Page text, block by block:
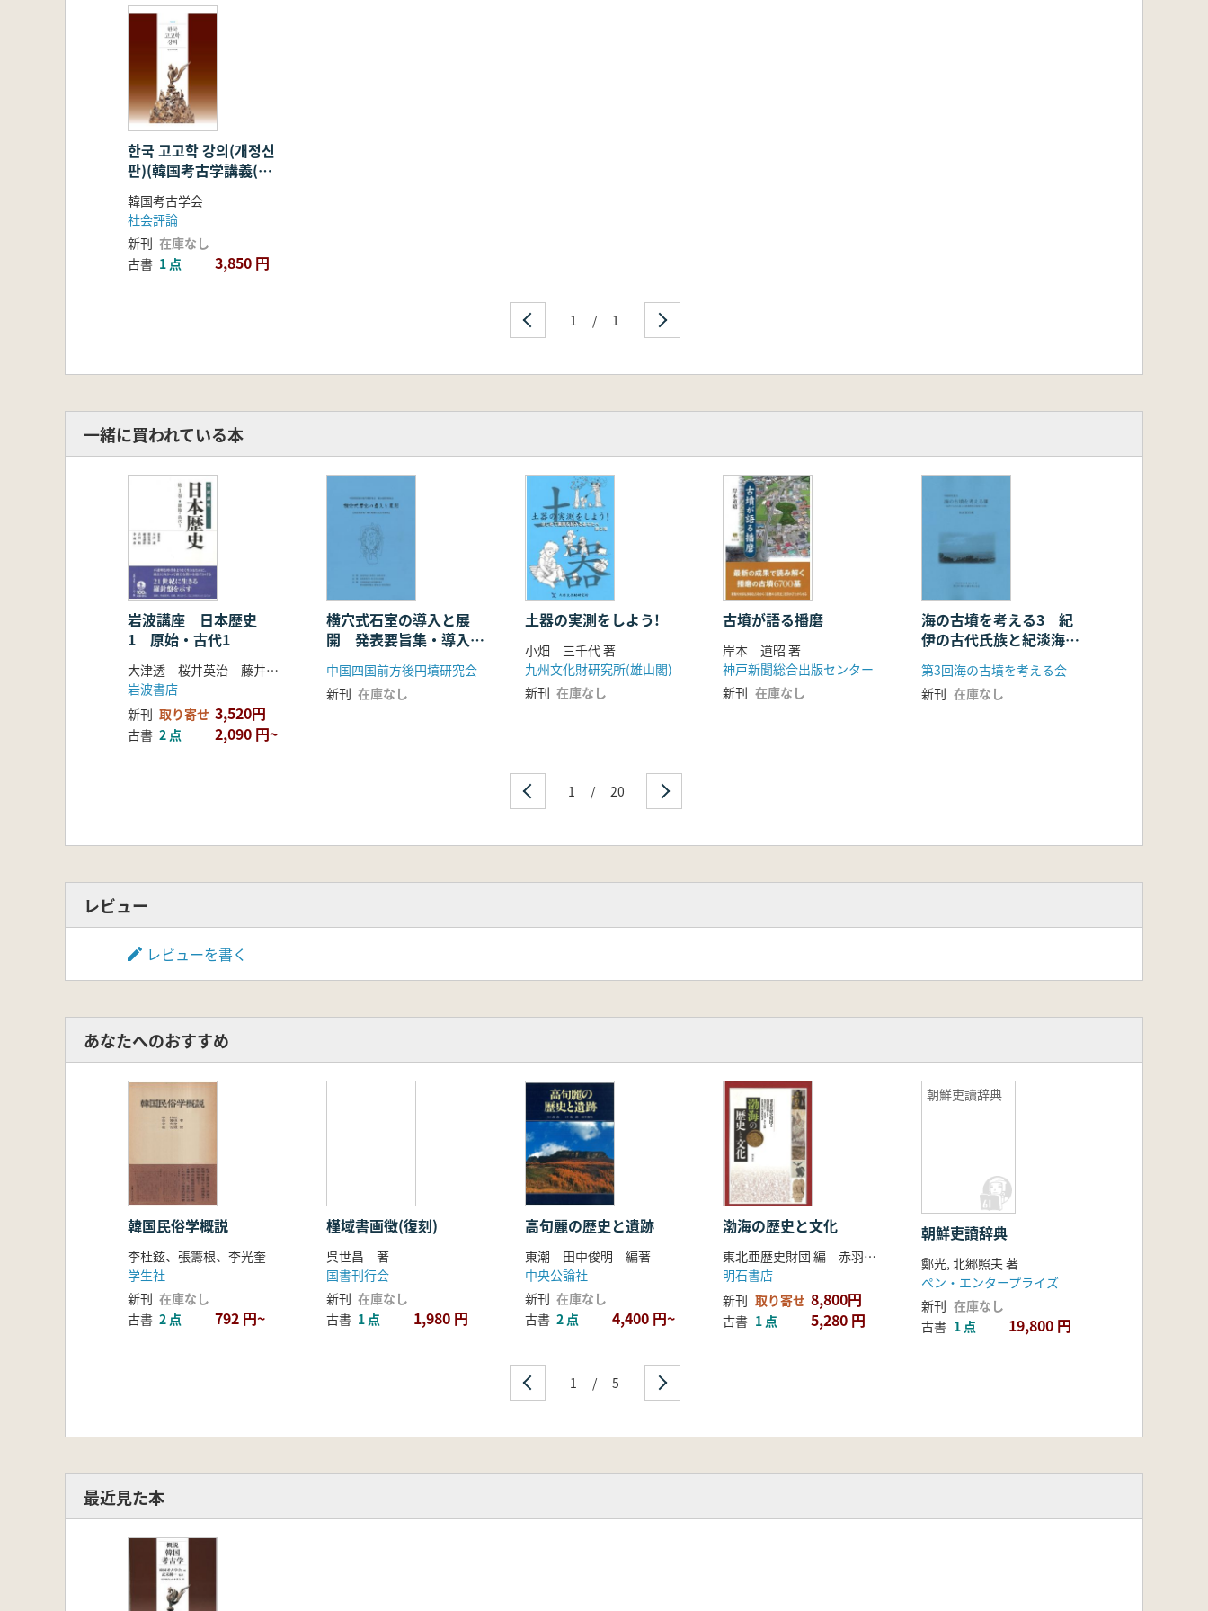
한국 고고학 강의(개정신
판)(韓国考古学講義(改
訂新版))
韓国考古学会
社会評論
新刊 在庫なし
古書 1 点 3,850 円
1 / 1
一緒に買われている本
岩波講座 日本歴史
1 原始・古代1
大津透 桜井英治 藤井譲治 他編
岩波書店
新刊 取り寄せ 3,520円
古書 2 点 2,090 円~
横穴式石室の導入と展
開 発表要旨集・導入期
横穴式石室集成
中国四国前方後円墳研究会
新刊 在庫なし
土器の実測をしよう!
小畑 三千代 著
九州文化財研究所(雄山閣)
新刊 在庫なし
古墳が語る播磨
岸本 道昭 著
神戸新聞総合出版センター
新刊 在庫なし
海の古墳を考える3 紀
伊の古代氏族と紀淡海峡
周辺地域の古墳 発表要
旨集
第3回海の古墳を考える会
新刊 在庫なし
1 / 20
レビュー
レビューを書く
あなたへのおすすめ
韓国民俗学概説
李杜鉉、張籌根、李光奎
学生社
新刊 在庫なし
古書 2 点 792 円~
槿域書画徴(復刻)
呉世昌 著
国書刊行会
新刊 在庫なし
古書 1 点 1,980 円
高句麗の歴史と遺跡
東潮 田中俊明 編著
中央公論社
新刊 在庫なし
古書 2 点 4,400 円~
渤海の歴史と文化
東北亜歴史財団 編 赤羽目 匡由 (他)訳
明石書店
新刊 取り寄せ 8,800円
古書 1 点 5,280 円
朝鮮吏讀辞典
朝鮮吏讀辞典
鄭光, 北郷照夫 著
ペン・エンタープライズ
新刊 在庫なし
古書 1 点 19,800 円
1 / 5
最近見た本